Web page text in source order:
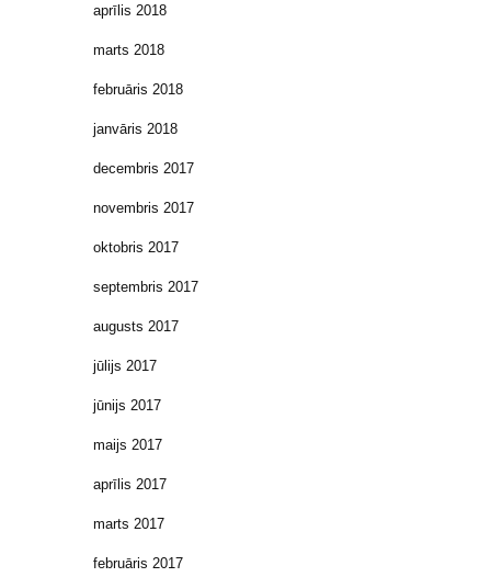
aprīlis 2018
marts 2018
februāris 2018
janvāris 2018
decembris 2017
novembris 2017
oktobris 2017
septembris 2017
augusts 2017
jūlijs 2017
jūnijs 2017
maijs 2017
aprīlis 2017
marts 2017
februāris 2017